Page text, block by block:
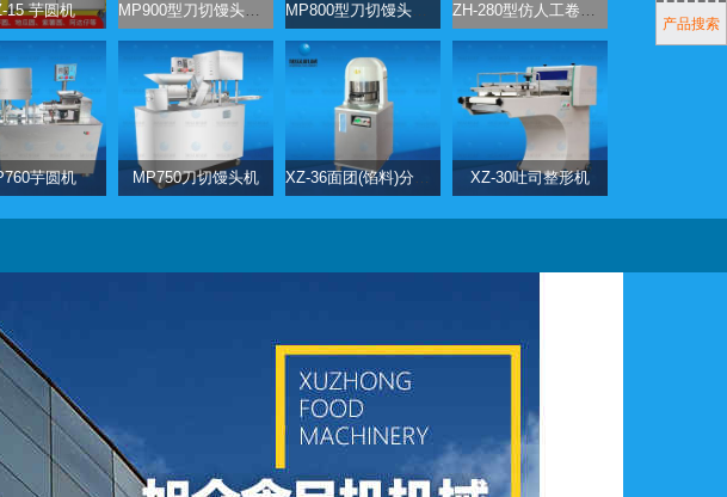
15 芋圆机 MP900型刀切馒头成型机 MP800型刀切馒头成型机 ZH-280型仿人工卷面式包子机馒头机
芋圆机 MP750刀切馒头机 XZ-36面团(馅料)分块机 XZ-30吐司整形机
产品搜索